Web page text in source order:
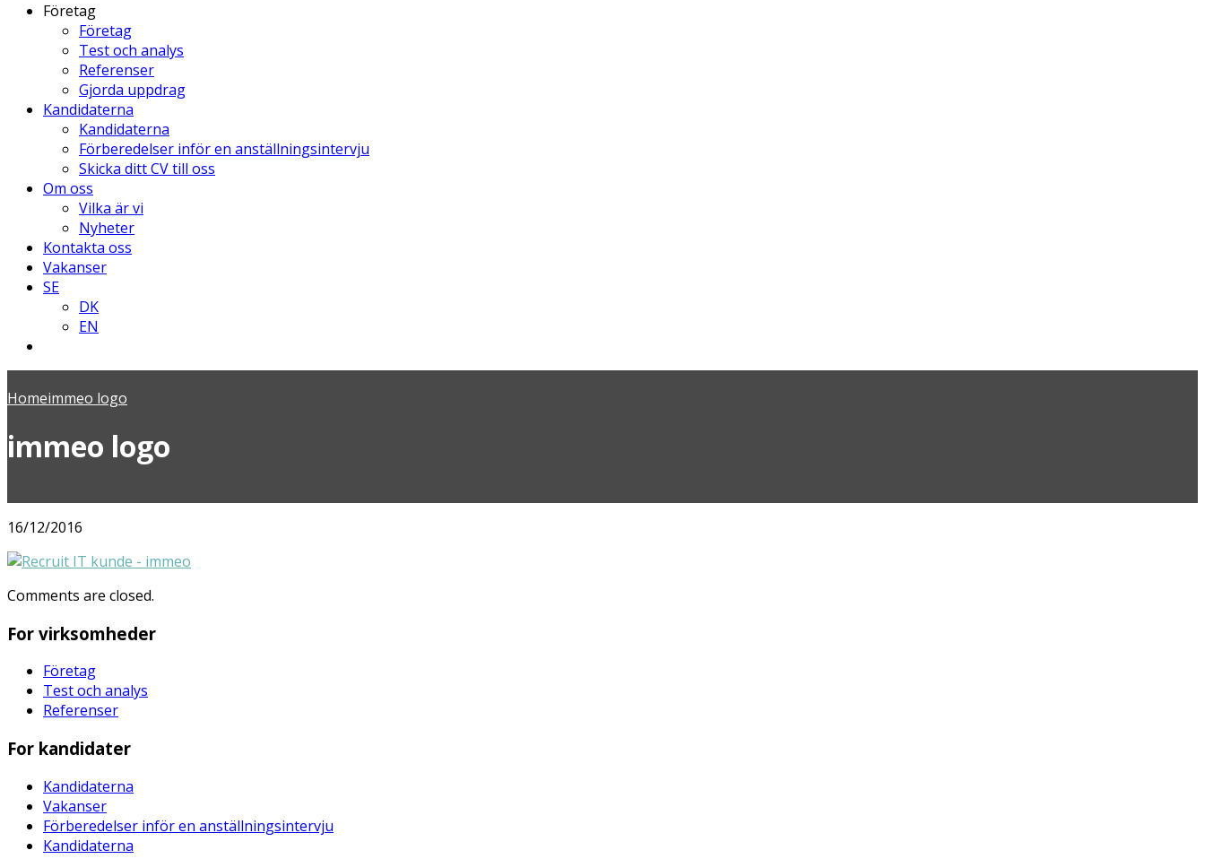
Företag
Företag
Test och analys
Referenser
Gjorda uppdrag
Kandidaterna
Kandidaterna
Förberedelser inför en anställningsintervju
Skicka ditt CV till oss
Om oss
Vilka är vi
Nyheter
Kontakta oss
Vakanser
SE
DK
EN
Homeimmeo logo
immeo logo
16/12/2016
Comments are closed.
For virksomheder
Företag
Test och analys
Referenser
For kandidater
Kandidaterna
Vakanser
Förberedelser inför en anställningsintervju
Kandidaterna